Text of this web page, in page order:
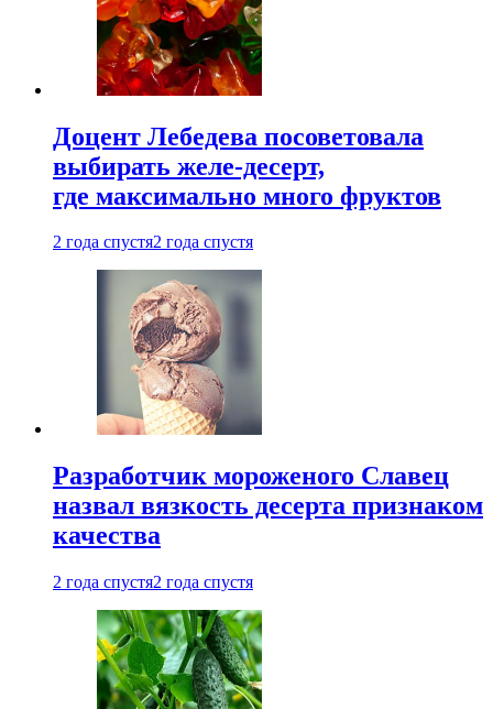
Доцент Лебедева посоветовала
выбирать желе-десерт,
где максимально много фруктов
2 года спустя2 года спустя
Разработчик мороженого Славец
назвал вязкость десерта признаком
качества
2 года спустя2 года спустя